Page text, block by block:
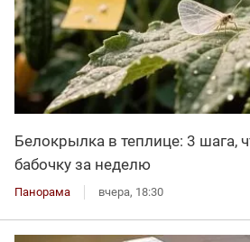
Белокрылка в теплице: 3 шага,
бабочку за неделю
Панорама вчера, 18:30